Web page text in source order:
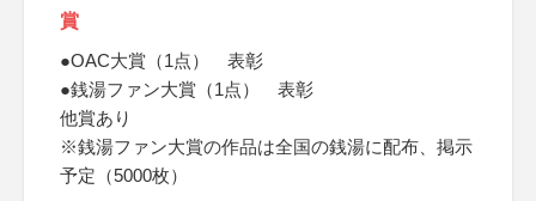
賞
●OAC大賞（1点） 表彰
●銭湯ファン大賞（1点） 表彰
他賞あり
※銭湯ファン大賞の作品は全国の銭湯に配布、掲示
予定（5000枚）